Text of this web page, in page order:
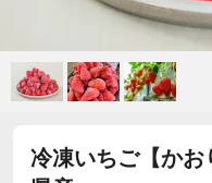
冷凍いちご【か